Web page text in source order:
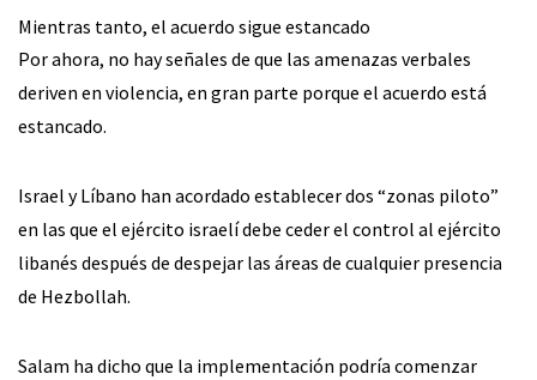
Mientras tanto, el acuerdo sigue estancado
Por ahora, no hay señales de que las amenazas verbales
deriven en violencia, en gran parte porque el acuerdo está
estancado.
Israel y Líbano han acordado establecer dos “zonas piloto”
en las que el ejército israelí debe ceder el control al ejército
libanés después de despejar las áreas de cualquier presencia
de Hezbollah.
Salam ha dicho que la implementación podría comenzar